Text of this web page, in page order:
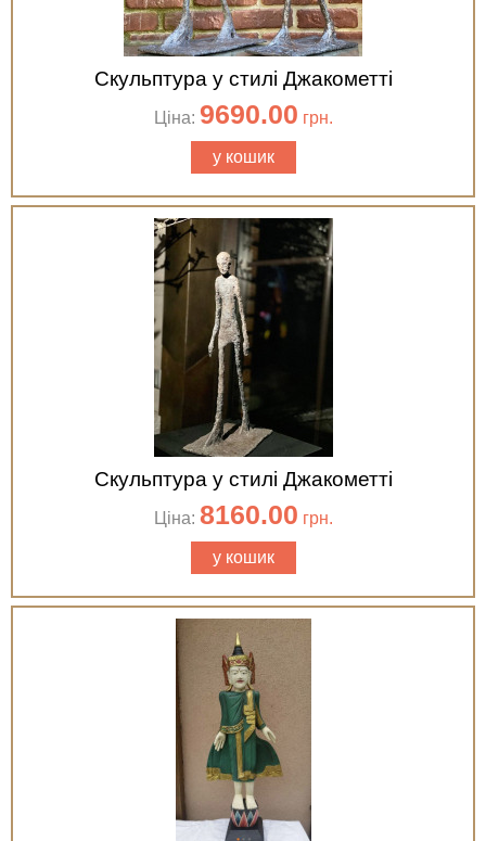
Скульптура у стилі Джакометті
Ціна: 9690.00 грн.
у кошик
Скульптура у стилі Джакометті
Ціна: 8160.00 грн.
у кошик